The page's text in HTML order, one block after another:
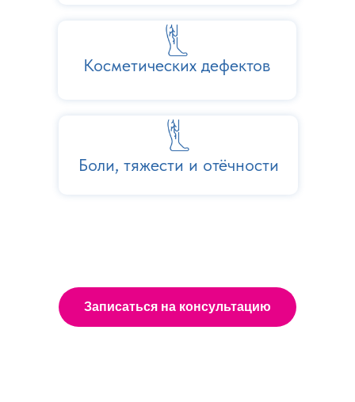
Косметических дефектов
Боли, тяжести и отёчности
Записаться на консультацию